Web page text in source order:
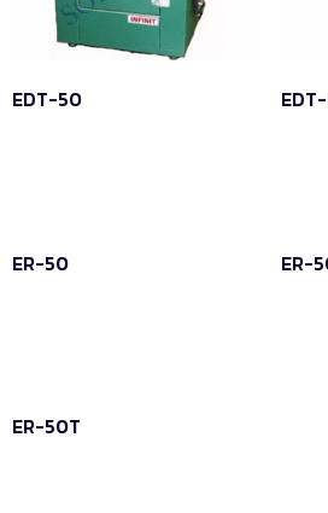
EDT-50
ER-50 ER-
ER-50T